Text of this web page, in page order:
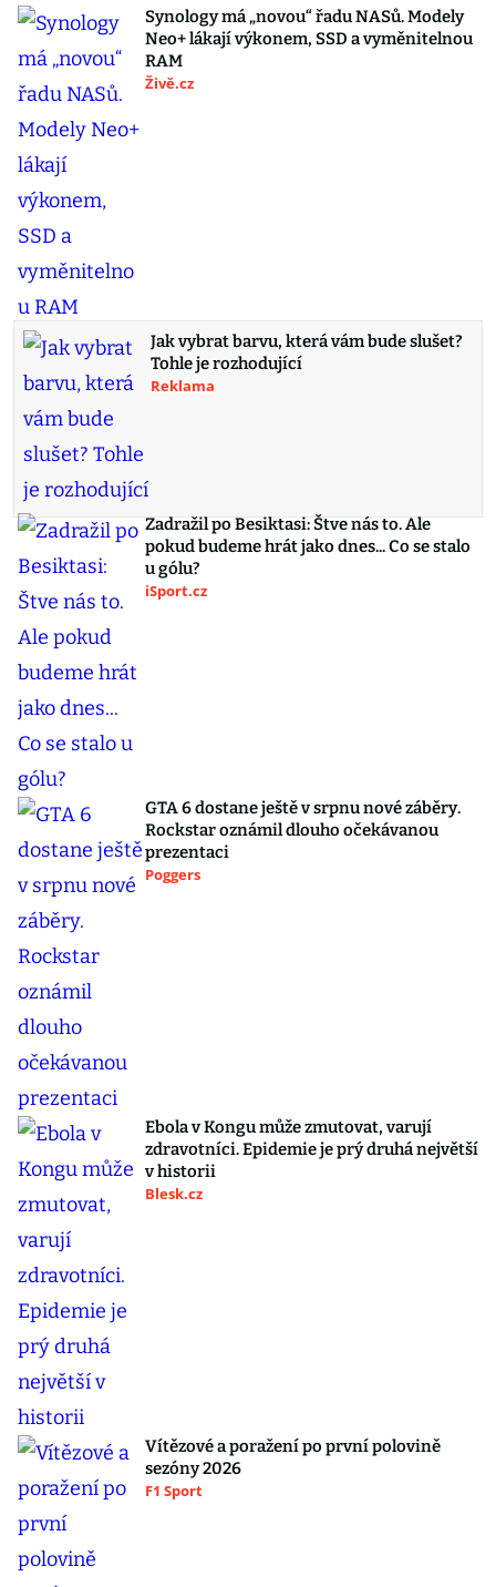
Synology má „novou“ řadu NASů. Modely
Neo+ lákají výkonem, SSD a vyměnitelnou
RAM
Živě.cz
Jak vybrat barvu, která vám bude slušet?
Tohle je rozhodující
Reklama
Zadražil po Besiktasi: Štve nás to. Ale
pokud budeme hrát jako dnes... Co se stalo
u gólu?
iSport.cz
GTA 6 dostane ještě v srpnu nové záběry.
Rockstar oznámil dlouho očekávanou
prezentaci
Poggers
Ebola v Kongu může zmutovat, varují
zdravotníci. Epidemie je prý druhá největší
v historii
Blesk.cz
Vítězové a poražení po první polovině
sezóny 2026
F1 Sport